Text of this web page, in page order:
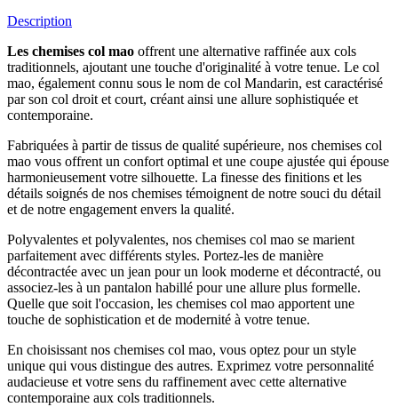
Description
Les chemises col mao offrent une alternative raffinée aux cols
traditionnels, ajoutant une touche d'originalité à votre tenue. Le col
mao, également connu sous le nom de col Mandarin, est caractérisé
par son col droit et court, créant ainsi une allure sophistiquée et
contemporaine.
Fabriquées à partir de tissus de qualité supérieure, nos chemises col
mao vous offrent un confort optimal et une coupe ajustée qui épouse
harmonieusement votre silhouette. La finesse des finitions et les
détails soignés de nos chemises témoignent de notre souci du détail
et de notre engagement envers la qualité.
Polyvalentes et polyvalentes, nos chemises col mao se marient
parfaitement avec différents styles. Portez-les de manière
décontractée avec un jean pour un look moderne et décontracté, ou
associez-les à un pantalon habillé pour une allure plus formelle.
Quelle que soit l'occasion, les chemises col mao apportent une
touche de sophistication et de modernité à votre tenue.
En choisissant nos chemises col mao, vous optez pour un style
unique qui vous distingue des autres. Exprimez votre personnalité
audacieuse et votre sens du raffinement avec cette alternative
contemporaine aux cols traditionnels.